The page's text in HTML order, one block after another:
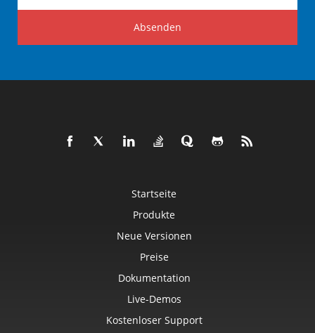
Absenden
Startseite
Produkte
Neue Versionen
Preise
Dokumentation
Live-Demos
Kostenloser Support